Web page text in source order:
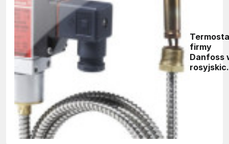
firmy
Danfoss